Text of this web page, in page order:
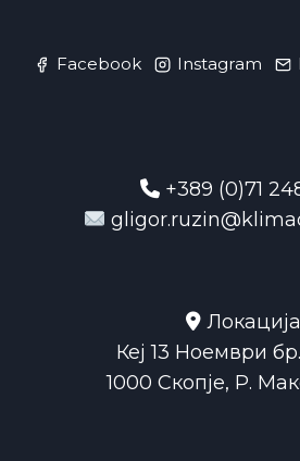
Facebook Instagram
+389 (0)71
Локација
Кеј 13 Ноември
1000 Скопје, Р.